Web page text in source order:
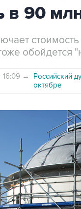
в 90
обойдется
16:09 →
Российский
октябре